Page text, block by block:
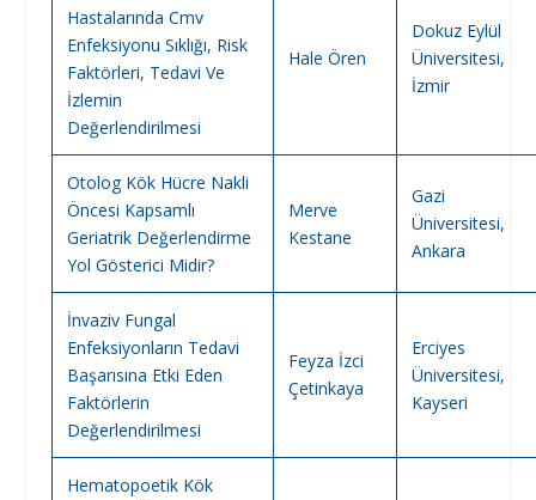
Hastalarında Cmv
Enfeksiyonu Sıklığı, Risk
Faktörleri, Tedavi Ve
İzlemin
Değerlendirilmesi
Hale Ören
Dokuz Eylül
Üniversitesi,
İzmir
Otolog Kök Hücre Nakli
Öncesi Kapsamlı
Geriatrik Değerlendirme
Yol Gösterici Midir?
Merve
Kestane
Gazi
Üniversitesi,
Ankara
İnvaziv Fungal
Enfeksiyonların Tedavi
Başarısına Etki Eden
Faktörlerin
Değerlendirilmesi
Feyza İzci
Çetinkaya
Erciyes
Üniversitesi,
Kayseri
Hematopoetik Kök